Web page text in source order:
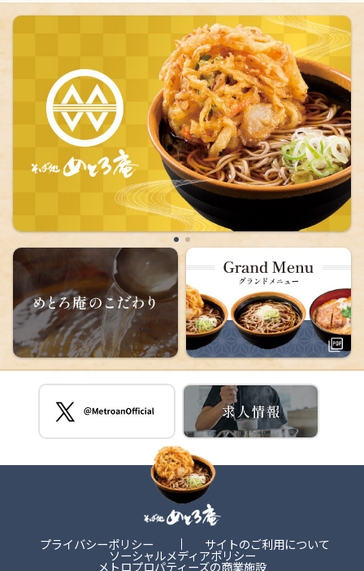
プライバシーポリシー サイトのご利用について
ソーシャルメディアポリシー
メトロプロパティーズの商業施設